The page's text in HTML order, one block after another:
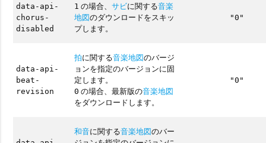
data-api-
chorus-
disabled
1 の場合、サビに関する音楽
地図のダウンロードをスキッ
プします。
"0"
data-api-
beat-
revision
拍に関する音楽地図のバージ
ョンを指定のバージョンに固
定します。
0 の場合、最新版の音楽地図
をダウンロードします。
"0"
和音に関する音楽地図のバー